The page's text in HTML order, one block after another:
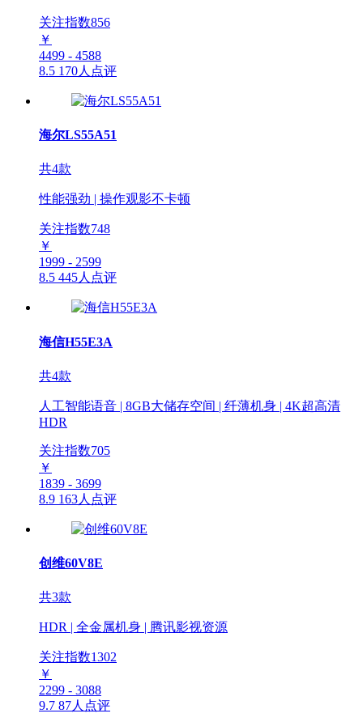
关注指数856
￥
4499 - 4588
8.5 170人点评
海尔LS55A51
共4款
性能强劲 | 操作观影不卡顿
关注指数748
￥
1999 - 2599
8.5 445人点评
海信H55E3A
共4款
人工智能语音 | 8GB大储存空间 | 纤薄机身 | 4K超高清
HDR
关注指数705
￥
1839 - 3699
8.9 163人点评
创维60V8E
共3款
HDR | 全金属机身 | 腾讯影视资源
关注指数1302
￥
2299 - 3088
9.7 87人点评